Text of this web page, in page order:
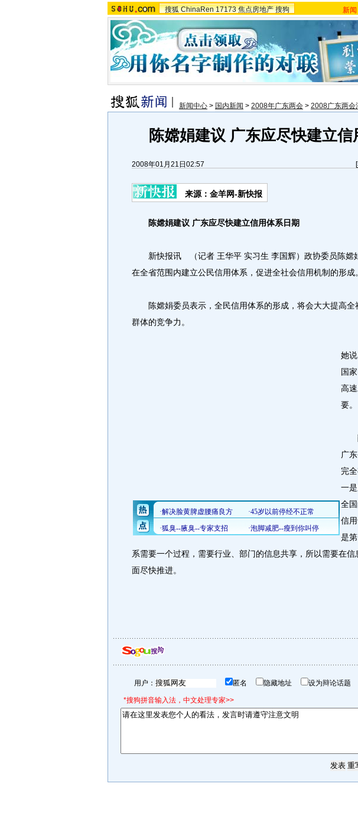
搜狐 ChinaRen 17173 焦点房地产 搜狗 新闻
新闻中心 > 国内新闻 > 2008年广东两会 > 2008广东两会
陈嫦娟建议 广东应尽快建立信
2008年01月21日02:57 [
来源：金羊网-新快报
陈嫦娟建议 广东应尽快建立信用体系日期
新快报讯 （记者 王华平 实习生 李国辉）政协委员陈嫦
在全省范围内建立公民信用体系，促进全社会信用机制的形成。
陈嫦娟委员表示，全民信用体系的形成，将会大大提高全
群体的竞争力。
她
国
高
要。
陈
广
完
一
全
信
是
系需要一个过程，需要行业、部门的信息共享，所以需要在
面尽快推进。
用户： 匿名 隐藏地址 设为辩论话题
*搜狗拼音输入法，中文处理专家>>